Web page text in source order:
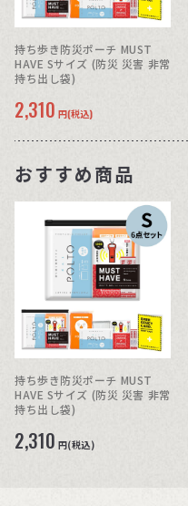
持ち歩き防災ポーチ MUST
HAVE Sサイズ (防災 災害 非常
持ち出し袋)
2,310 円(税込)
おすすめ商品
持ち歩き防災ポーチ MUST
HAVE Sサイズ (防災 災害 非常
持ち出し袋)
2,310 円(税込)